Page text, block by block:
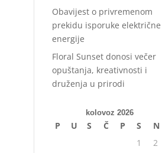
Obavijest o privremenom
prekidu isporuke električne
energije
Floral Sunset donosi večer
opuštanja, kreativnosti i
druženja u prirodi
kolovoz 2026
P U S Č P S
N
1
2